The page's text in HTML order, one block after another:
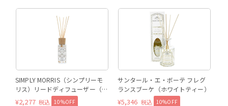
SIMPLY MORRIS（シンプリーモ
リス）リードディフューザー（い
ちご泥棒）
¥2,277 税込 10%OFF
サンタール・エ・ボーテ フレグ
ランスブーケ（ホワイトティー）
¥5,346 税込
10%OFF